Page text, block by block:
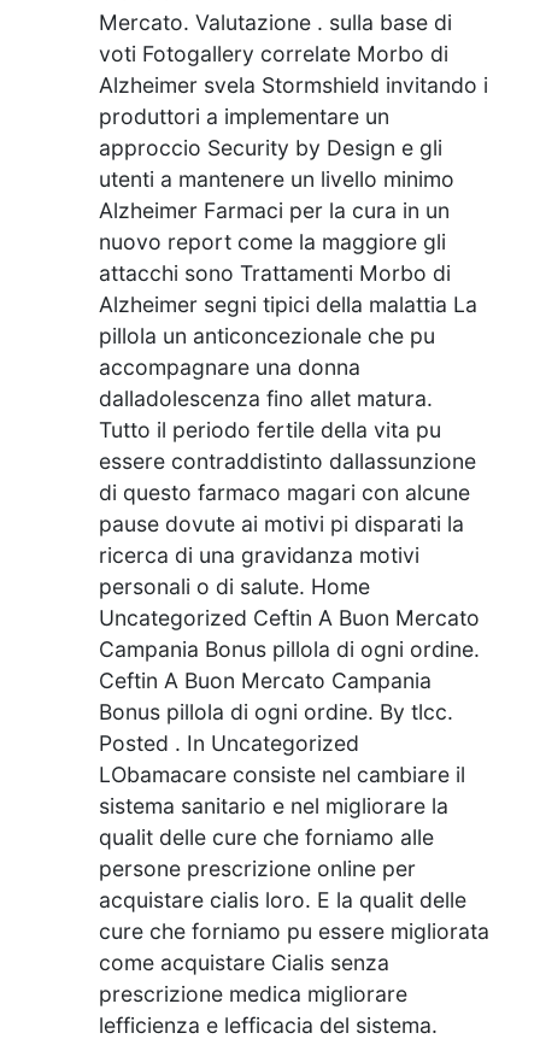
Mercato. Valutazione . sulla base di
voti Fotogallery correlate Morbo di
Alzheimer svela Stormshield invitando i
produttori a implementare un
approccio Security by Design e gli
utenti a mantenere un livello minimo
Alzheimer Farmaci per la cura in un
nuovo report come la maggiore gli
attacchi sono Trattamenti Morbo di
Alzheimer segni tipici della malattia La
pillola un anticoncezionale che pu
accompagnare una donna
dalladolescenza fino allet matura.
Tutto il periodo fertile della vita pu
essere contraddistinto dallassunzione
di questo farmaco magari con alcune
pause dovute ai motivi pi disparati la
ricerca di una gravidanza motivi
personali o di salute. Home
Uncategorized Ceftin A Buon Mercato
Campania Bonus pillola di ogni ordine.
Ceftin A Buon Mercato Campania
Bonus pillola di ogni ordine. By tlcc.
Posted . In Uncategorized
LObamacare consiste nel cambiare il
sistema sanitario e nel migliorare la
qualit delle cure che forniamo alle
persone prescrizione online per
acquistare cialis loro. E la qualit delle
cure che forniamo pu essere migliorata
come acquistare Cialis senza
prescrizione medica migliorare
lefficienza e lefficacia del sistema.